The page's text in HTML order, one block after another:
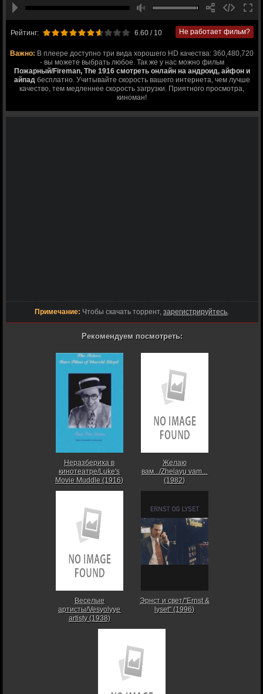
Рейтинг: 6.60/ 10 Не работает фильм?
Важно: В плеере доступно три вида хорошего HD качества: 360,480,720
- вы можете выбрать любое. Так же у нас можно фильм
Пожарный/Fireman, The 1916 смотреть онлайн на андроид, айфон и
айпадбесплатно. Учитывайте скорость вашего интернета, чем лучше
качество, тем медленнее скорость загрузки. Приятного просмотра,
киноман!
Примечание: Чтобы скачать торрент,зарегистрируйтесь.
Рекомендуем посмотреть:
Неразбериха в
кинотеатре/Luke's
Movie Muddle (1916)
Желаю
вам.../Zhelayu vam...
(1982)
Веселые
артисты/Vesyolyye
artisty (1938)
Эрнст и свет/"Ernst &
lyset" (1996)